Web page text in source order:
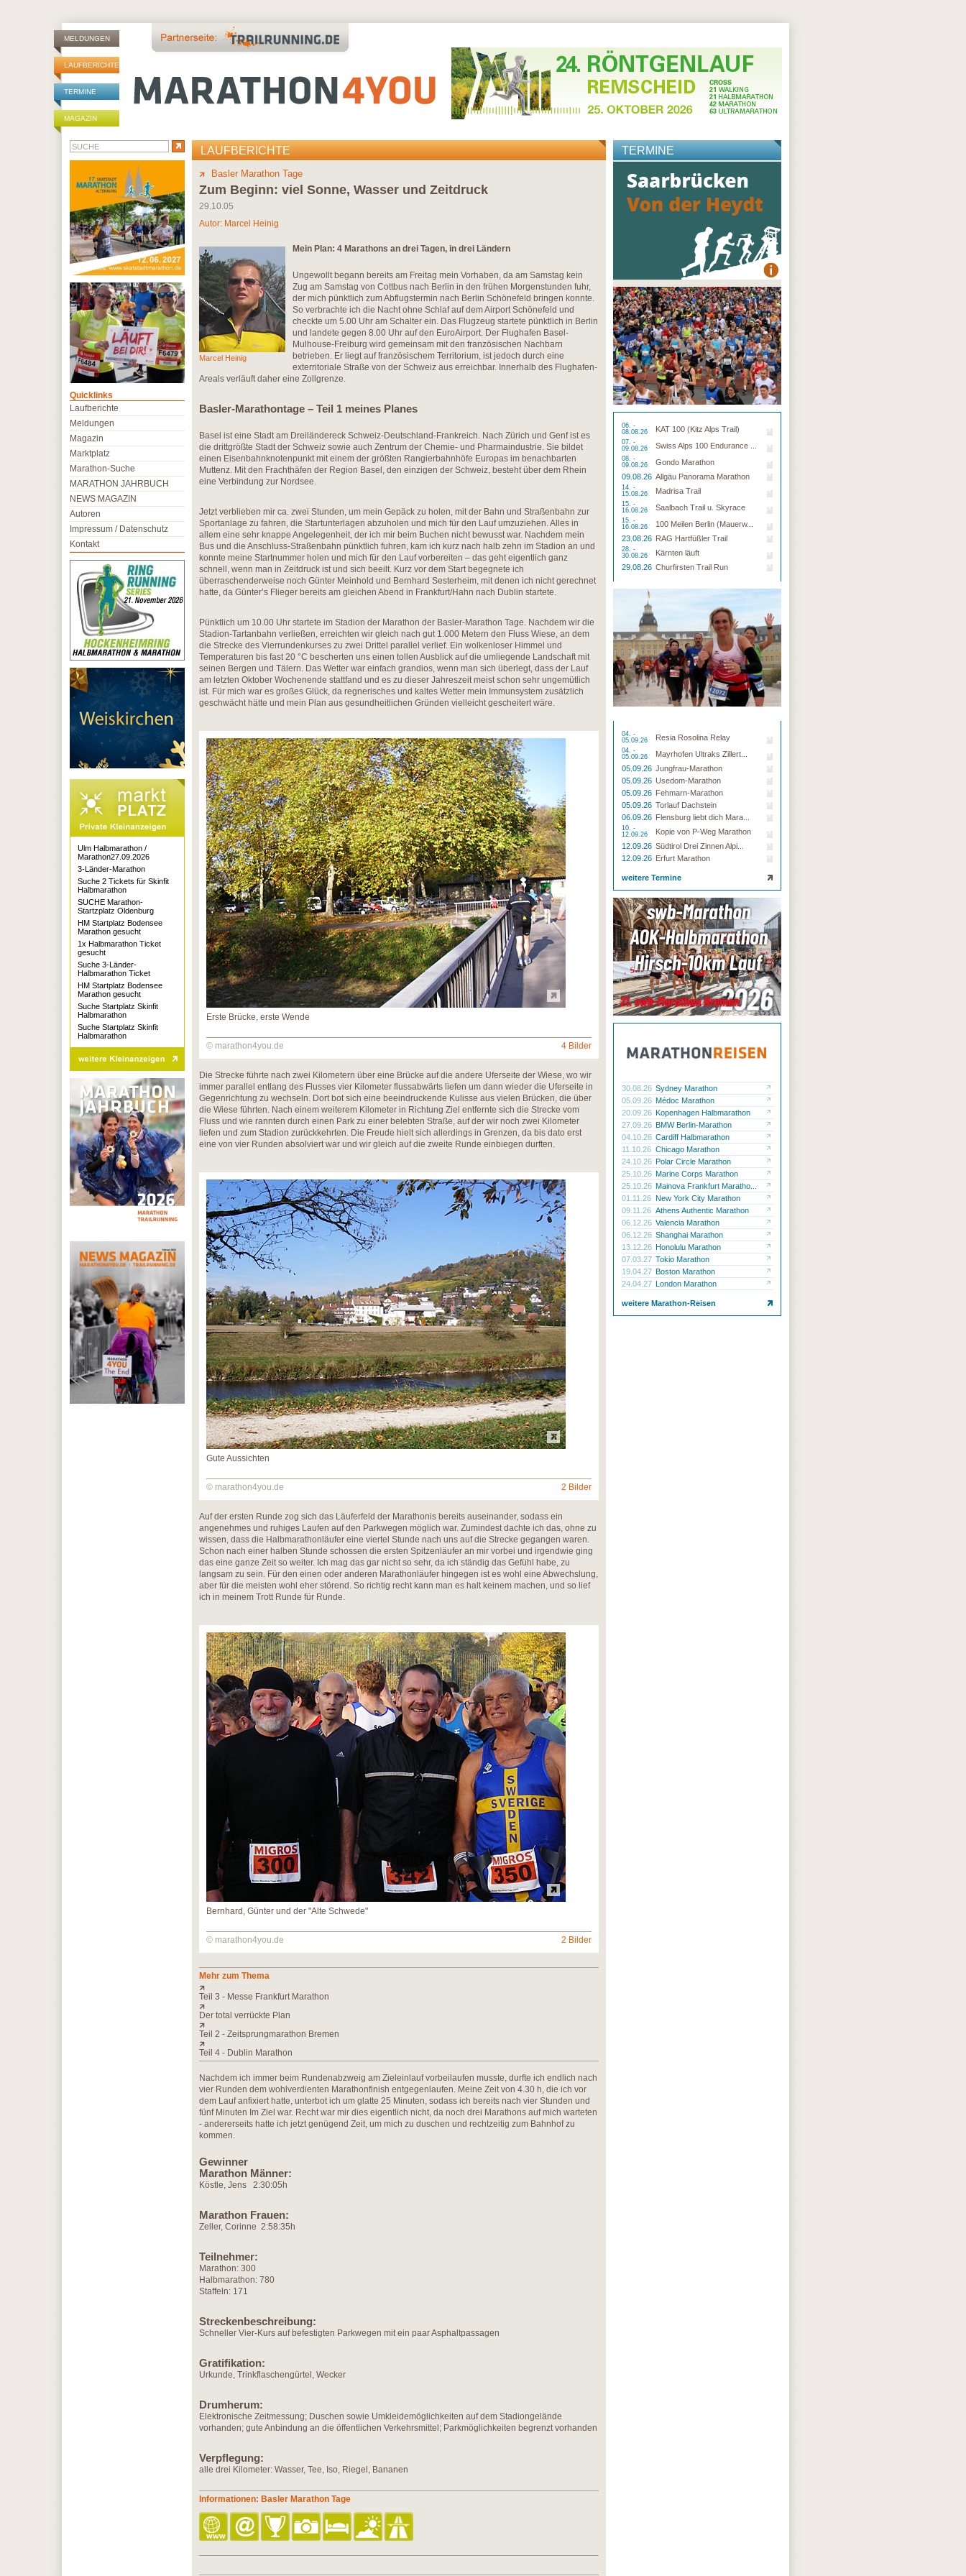
MELDUNGEN
LAUFBERICHTE
TERMINE
MAGAZIN
LAUFBERICHTE
Basler Marathon Tage
Zum Beginn: viel Sonne, Wasser und Zeitdruck
29.10.05
Autor: Marcel Heinig
Marcel Heinig
Mein Plan: 4 Marathons an drei Tagen, in drei Ländern
Ungewollt begann bereits am Freitag mein Vorhaben, da am Samstag kein
Zug am Samstag von Cottbus nach Berlin in den frühen Morgenstunden fuhr,
der mich pünktlich zum Abflugstermin nach Berlin Schönefeld bringen konnte.
So verbrachte ich die Nacht ohne Schlaf auf dem Airport Schönefeld und
checkte um 5.00 Uhr am Schalter ein. Das Flugzeug startete pünktlich in Berlin
und landete gegen 8.00 Uhr auf den EuroAirport. Der Flughafen Basel-
Mulhouse-Freiburg wird gemeinsam mit den französischen Nachbarn
betrieben. Er liegt auf französischem Territorium, ist jedoch durch eine
exterritoriale Straße von der Schweiz aus erreichbar. Innerhalb des Flughafen-
Areals verläuft daher eine Zollgrenze.
Basler-Marathontage – Teil 1 meines Planes
Basel ist eine Stadt am Dreiländereck Schweiz-Deutschland-Frankreich. Nach Zürich und Genf ist es
die drittgrößte Stadt der Schweiz sowie auch Zentrum der Chemie- und Pharmaindustrie. Sie bildet
einen Eisenbahnknotenpunkt mit einem der größten Rangierbahnhöfe Europas im benachbarten
Muttenz. Mit den Frachthäfen der Region Basel, den einzigen der Schweiz, besteht über dem Rhein
eine Verbindung zur Nordsee.
Jetzt verblieben mir ca. zwei Stunden, um mein Gepäck zu holen, mit der Bahn und Straßenbahn zur
Sportanlage zu fahren, die Startunterlagen abzuholen und mich für den Lauf umzuziehen. Alles in
allem eine sehr knappe Angelegenheit, der ich mir beim Buchen nicht bewusst war. Nachdem mein
Bus und die Anschluss-Straßenbahn pünktlich fuhren, kam ich kurz nach halb zehn im Stadion an und
konnte meine Startnummer holen und mich für den Lauf vorbereiten – das geht eigentlich ganz
schnell, wenn man in Zeitdruck ist und sich beeilt. Kurz vor dem Start begegnete ich
überraschenderweise noch Günter Meinhold und Bernhard Sesterheim, mit denen ich nicht gerechnet
hatte, da Günter’s Flieger bereits am gleichen Abend in Frankfurt/Hahn nach Dublin startete.
Pünktlich um 10.00 Uhr startete im Stadion der Marathon der Basler-Marathon Tage. Nachdem wir die
Stadion-Tartanbahn verließen, erreichten wir gleich nach gut 1.000 Metern den Fluss Wiese, an dem
die Strecke des Vierrundenkurses zu zwei Drittel parallel verlief. Ein wolkenloser Himmel und
Temperaturen bis fast 20 °C bescherten uns einen tollen Ausblick auf die umliegende Landschaft mit
seinen Bergen und Tälern. Das Wetter war einfach grandios, wenn man sich überlegt, dass der Lauf
am letzten Oktober Wochenende stattfand und es zu dieser Jahreszeit meist schon sehr ungemütlich
ist. Für mich war es großes Glück, da regnerisches und kaltes Wetter mein Immunsystem zusätzlich
geschwächt hätte und mein Plan aus gesundheitlichen Gründen vielleicht gescheitert wäre.
Erste Brücke, erste Wende
© marathon4you.de 4 Bilder
Die Strecke führte nach zwei Kilometern über eine Brücke auf die andere Uferseite der Wiese, wo wir
immer parallel entlang des Flusses vier Kilometer flussabwärts liefen um dann wieder die Uferseite in
Gegenrichtung zu wechseln. Dort bot sich eine beeindruckende Kulisse aus vielen Brücken, die über
die Wiese führten. Nach einem weiterem Kilometer in Richtung Ziel entfernte sich die Strecke vom
Fluss und wie rannten durch einen Park zu einer belebten Straße, auf der wir noch zwei Kilometer
liefen und zum Stadion zurückkehrten. Die Freude hielt sich allerdings in Grenzen, da bis dato erst
eine von vier Runden absolviert war und wir gleich auf die zweite Runde einbiegen durften.
Gute Aussichten
© marathon4you.de 2 Bilder
Auf der ersten Runde zog sich das Läuferfeld der Marathonis bereits auseinander, sodass ein
angenehmes und ruhiges Laufen auf den Parkwegen möglich war. Zumindest dachte ich das, ohne zu
wissen, dass die Halbmarathonläufer eine viertel Stunde nach uns auf die Strecke gegangen waren.
Schon nach einer halben Stunde schossen die ersten Spitzenläufer an mir vorbei und irgendwie ging
das eine ganze Zeit so weiter. Ich mag das gar nicht so sehr, da ich ständig das Gefühl habe, zu
langsam zu sein. Für den einen oder anderen Marathonläufer hingegen ist es wohl eine Abwechslung,
aber für die meisten wohl eher störend. So richtig recht kann man es halt keinem machen, und so lief
ich in meinem Trott Runde für Runde.
Bernhard, Günter und der "Alte Schwede"
© marathon4you.de 2 Bilder
Mehr zum Thema
Teil 3 - Messe Frankfurt Marathon
Der total verrückte Plan
Teil 2 - Zeitsprungmarathon Bremen
Teil 4 - Dublin Marathon
Nachdem ich immer beim Rundenabzweig am Zieleinlauf vorbeilaufen musste, durfte ich endlich nach
vier Runden dem wohlverdienten Marathonfinish entgegenlaufen. Meine Zeit von 4.30 h, die ich vor
dem Lauf anfixiert hatte, unterbot ich um glatte 25 Minuten, sodass ich bereits nach vier Stunden und
fünf Minuten Im Ziel war. Recht war mir dies eigentlich nicht, da noch drei Marathons auf mich warteten
- andererseits hatte ich jetzt genügend Zeit, um mich zu duschen und rechtzeitig zum Bahnhof zu
kommen.
Gewinner
Marathon Männer:
Köstle, Jens 2:30:05h
Marathon Frauen:
Zeller, Corinne 2:58:35h
Teilnehmer:
Marathon: 300
Halbmarathon: 780
Staffeln: 171
Streckenbeschreibung:
Schneller Vier-Kurs auf befestigten Parkwegen mit ein paar Asphaltpassagen
Gratifikation:
Urkunde, Trinkflaschengürtel, Wecker
Drumherum:
Elektronische Zeitmessung; Duschen sowie Umkleidemöglichkeiten auf dem Stadiongelände
vorhanden; gute Anbindung an die öffentlichen Verkehrsmittel; Parkmöglichkeiten begrenzt vorhanden
Verpflegung:
alle drei Kilometer: Wasser, Tee, Iso, Riegel, Bananen
Informationen: Basler Marathon Tage
TERMINE
06. -
08.08.26
KAT 100 (Kitz Alps Trail)
07. -
09.08.26
Swiss Alps 100 Endurance ...
08. -
09.08.26
Gondo Marathon
09.08.26 Allgäu Panorama Marathon
14. -
15.08.26
Madrisa Trail
15. -
16.08.26
Saalbach Trail u. Skyrace
15. -
16.08.26
100 Meilen Berlin (Mauerw...
23.08.26 RAG Hartfüßler Trail
28. -
30.08.26
Kärnten läuft
29.08.26 Churfirsten Trail Run
04. -
05.09.26
Resia Rosolina Relay
04. -
05.09.26
Mayrhofen Ultraks Zillert...
05.09.26 Jungfrau-Marathon
05.09.26 Usedom-Marathon
05.09.26 Fehmarn-Marathon
05.09.26 Torlauf Dachstein
06.09.26 Flensburg liebt dich Mara...
10. -
12.09.26
Kopie von P-Weg Marathon
12.09.26 Südtirol Drei Zinnen Alpi...
12.09.26 Erfurt Marathon
weitere Termine
30.08.26 Sydney Marathon
05.09.26 Médoc Marathon
20.09.26 Kopenhagen Halbmarathon
27.09.26 BMW Berlin-Marathon
04.10.26 Cardiff Halbmarathon
11.10.26 Chicago Marathon
24.10.26 Polar Circle Marathon
25.10.26 Marine Corps Marathon
25.10.26 Mainova Frankfurt Maratho...
01.11.26 New York City Marathon
09.11.26 Athens Authentic Marathon
06.12.26 Valencia Marathon
06.12.26 Shanghai Marathon
13.12.26 Honolulu Marathon
07.03.27 Tokio Marathon
19.04.27 Boston Marathon
24.04.27 London Marathon
weitere Marathon-Reisen
Quicklinks
Laufberichte
Meldungen
Magazin
Marktplatz
Marathon-Suche
MARATHON JAHRBUCH
NEWS MAGAZIN
Autoren
Impressum / Datenschutz
Kontakt
Ulm Halbmarathon /
Marathon27.09.2026
3-Länder-Marathon
Suche 2 Tickets für Skinfit
Halbmarathon
SUCHE Marathon-
Startzplatz Oldenburg
HM Startplatz Bodensee
Marathon gesucht
1x Halbmarathon Ticket
gesucht
Suche 3-Länder-
Halbmarathon Ticket
HM Startplatz Bodensee
Marathon gesucht
Suche Startplatz Skinfit
Halbmarathon
Suche Startplatz Skinfit
Halbmarathon